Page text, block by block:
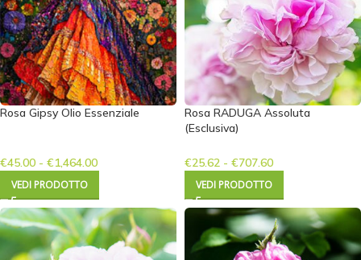
Rosa Gipsy Olio Essenziale
€45.00 - €1,464.00
VEDI PRODOTTO
Rosa RADUGA Assoluta
(Esclusiva)
€25.62 - €707.60
VEDI PRODOTTO